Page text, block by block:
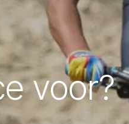
voor?